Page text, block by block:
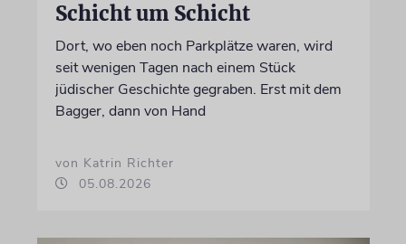
Schicht um Schicht
Dort, wo eben noch Parkplätze waren, wird
seit wenigen Tagen nach einem Stück
jüdischer Geschichte gegraben. Erst mit dem
Bagger, dann von Hand
von Katrin Richter
05.08.2026